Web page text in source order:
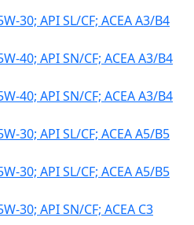
30; API SL/CF; ACEA A3/B4
40; API SN/CF; ACEA A3/B4
40; API SN/CF; ACEA A3/B4
30; API SL/CF; ACEA A5/B5
30; API SL/CF; ACEA A5/B5
30; API SN/CF; ACEA C3